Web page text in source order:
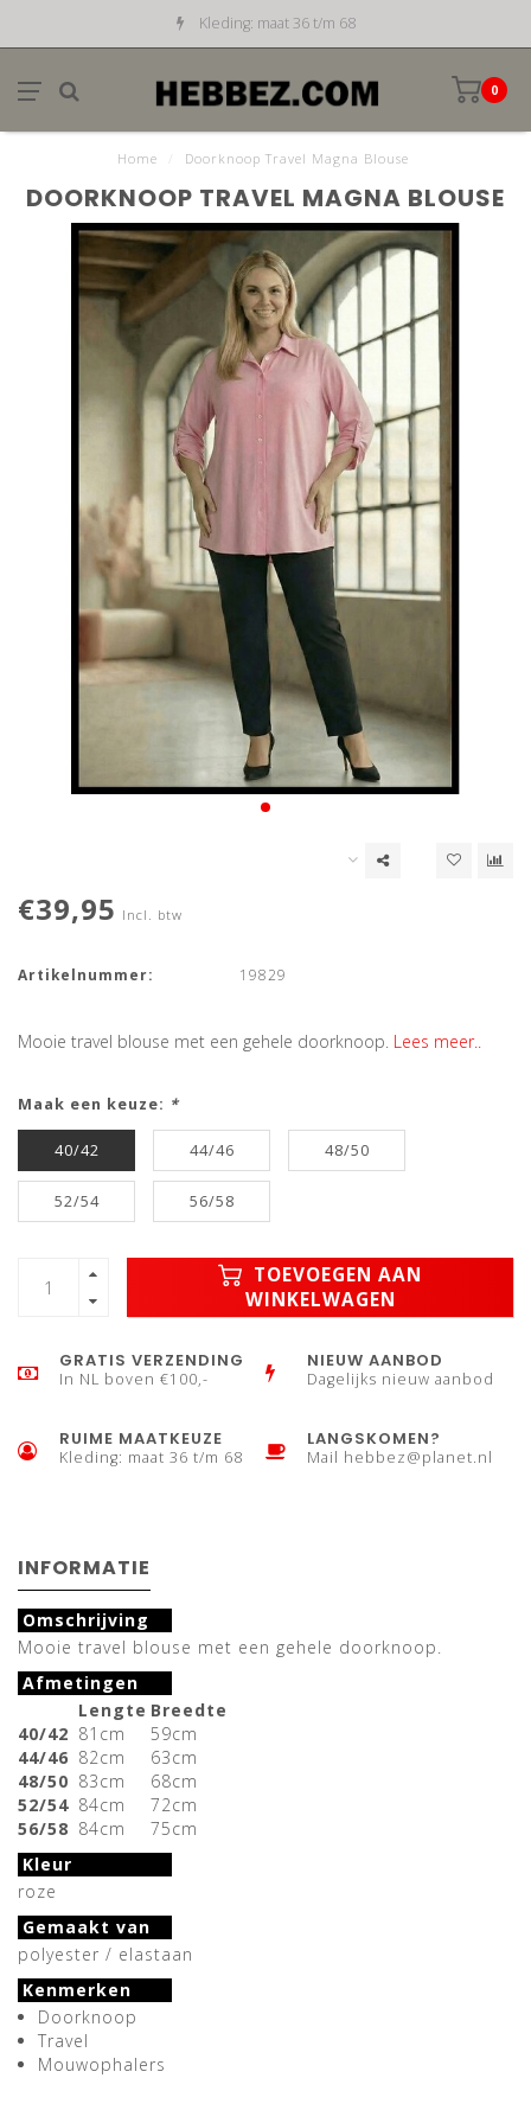
Kleding: maat 36 t/m 68
0
Home Doorknoop Travel Magna Blouse
DOORKNOOP TRAVEL MAGNA BLOUSE
€39,95 Incl. btw
Artikelnummer: 19829
Mooie travel blouse met een gehele doorknoop. Lees meer..
Maak een keuze: *
40/42 44/46 48/50
52/54 56/58
TOEVOEGEN AAN
WINKELWAGEN
GRATIS VERZENDING
In NL boven €100,-
NIEUW AANBOD
Dagelijks nieuw aanbod
RUIME MAATKEUZE
Kleding: maat 36 t/m 68
LANGSKOMEN?
Mail hebbez@planet.nl
INFORMATIE
Omschrijving
Mooie travel blouse met een gehele doorknoop.
Afmetingen
Lengte Breedte
40/42 81cm
59cm
44/46 82cm
63cm
48/50 83cm
68cm
52/54 84cm
72cm
56/58 84cm
75cm
Kleur
roze
Gemaakt van
polyester / elastaan
Kenmerken
Doorknoop
Travel
Mouwophalers